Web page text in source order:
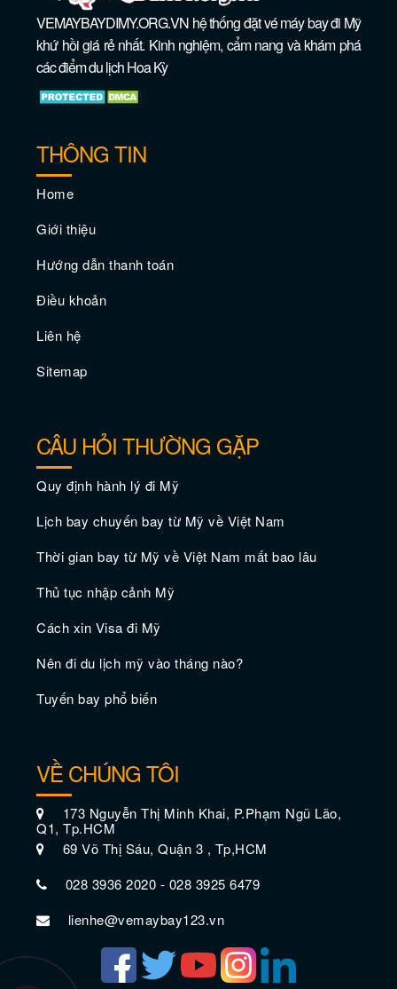
Khám phá Chicago vào tháng 10
Kinh nghiệm du lịch Chicago chi tiết nhất
Cẩm nang du lịch Chicago tháng 9
12 lễ hội Chicago sôi động nhất
VEMAYBAYDIMY.ORG.VN hệ thống đặt vé máy bay đi Mỹ
khứ hồi giá rẻ nhất. Kinh nghiệm, cẩm nang và khám phá
các điểm du lịch Hoa Kỳ
THÔNG TIN
Home
Giới thiệu
Hướng dẫn thanh toán
Điều khoản
Liên hệ
Sitemap
CÂU HỎI THƯỜNG GẶP
Quy định hành lý đi Mỹ
Lịch bay chuyến bay từ Mỹ về Việt Nam
Thời gian bay từ Mỹ về Việt Nam mất bao lâu
Thủ tục nhập cảnh Mỹ
Cách xin Visa đi Mỹ
Nên đi du lịch mỹ vào tháng nào?
Tuyến bay phổ biến
VỀ CHÚNG TÔI
173 Nguyễn Thị Minh Khai, P.Phạm Ngũ Lão,
Q1, Tp.HCM
69 Võ Thị Sáu, Quận 3 , Tp,HCM
028 3936 2020 - 028 3925 6479
lienhe@vemaybay123.vn